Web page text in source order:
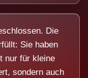
Die
Sie haben
nur für kleine
sondern auch